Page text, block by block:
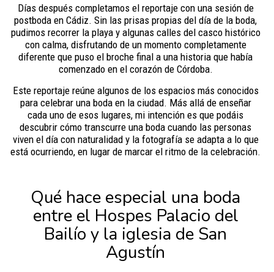
Días después completamos el reportaje con una sesión de
postboda en Cádiz. Sin las prisas propias del día de la boda,
pudimos recorrer la playa y algunas calles del casco histórico
con calma, disfrutando de un momento completamente
diferente que puso el broche final a una historia que había
comenzado en el corazón de Córdoba.
Este reportaje reúne algunos de los espacios más conocidos
para celebrar una boda en la ciudad. Más allá de enseñar
cada uno de esos lugares, mi intención es que podáis
descubrir cómo transcurre una boda cuando las personas
viven el día con naturalidad y la fotografía se adapta a lo que
está ocurriendo, en lugar de marcar el ritmo de la celebración.
Qué hace especial una boda
entre el Hospes Palacio del
Bailío y la iglesia de San
Agustín